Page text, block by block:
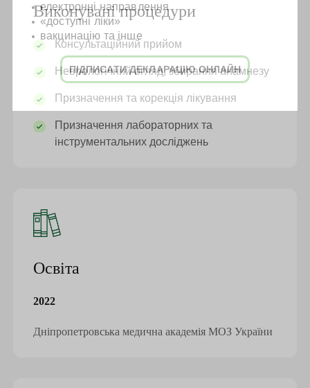
Виконувані процедури
Консультаційний прийом
Неврологічний огляд, збирання анамнезу
Призначення та корекція лікування
Призначення лабораторних та
інструментальних досліджень
Освіта
2022
Дніпропетровська медична академія МОЗ України
електронні направлення
«доступні ліки»
вакцинацію та інше
ПІДПИСАТИ ДЕКЛАРАЦІЮ ОНЛАЙН